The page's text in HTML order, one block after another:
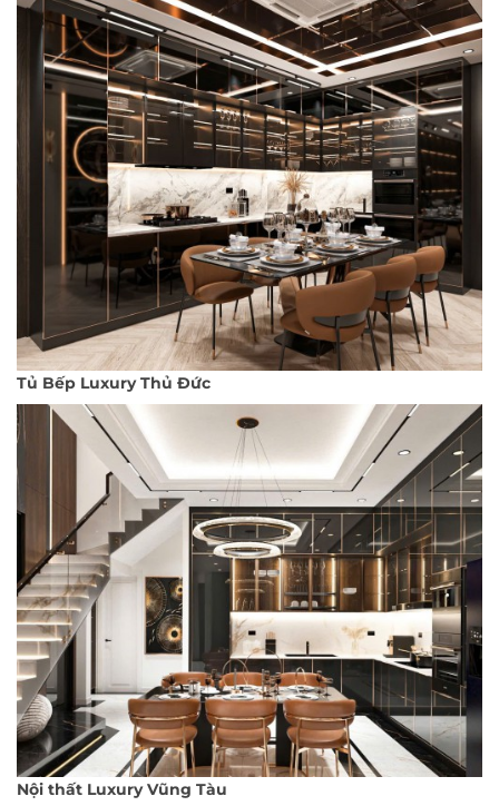
Tủ Bếp Luxury Thủ Đức
Nội thất Luxury Vũng Tàu